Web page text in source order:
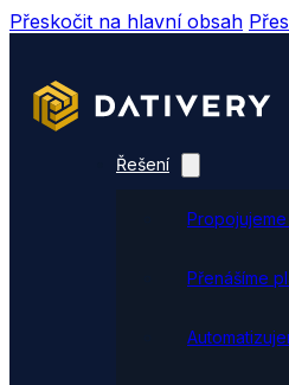
Přeskočit na hlavní obsah
Řešení
Přenášíme